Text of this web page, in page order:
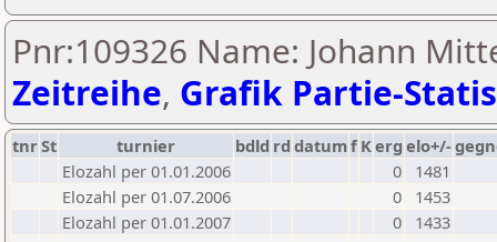
Pnr:109326 Name: Johann
Zeitreihe, Grafik Partie-
tnrSt turnier bdld rd datumf Kerg elo+/-
Elozahl per 01.01.2006
0
1481
Elozahl per 01.07.2006
0
1453
Elozahl per 01.01.2007
0
1433